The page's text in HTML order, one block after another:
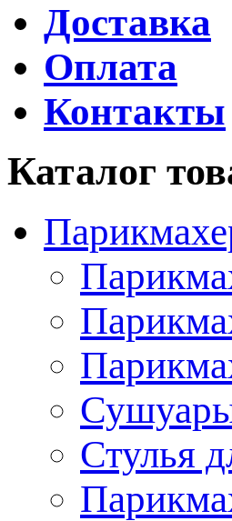
Доставка
Оплата
Контакты
Каталог
Стулья